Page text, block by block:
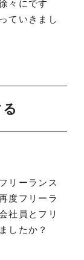
々にです
ていきまし
リーランス
度フリーラ
社員とフリ
したか？